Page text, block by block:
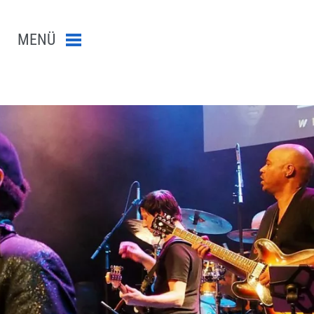
abschicken
MENÜ Menü schließen